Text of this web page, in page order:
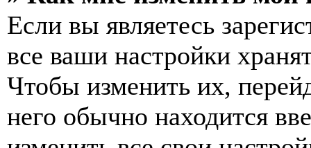
Если вы являетесь
все ваши настройки
Чтобы изменить их,
него обычно находится